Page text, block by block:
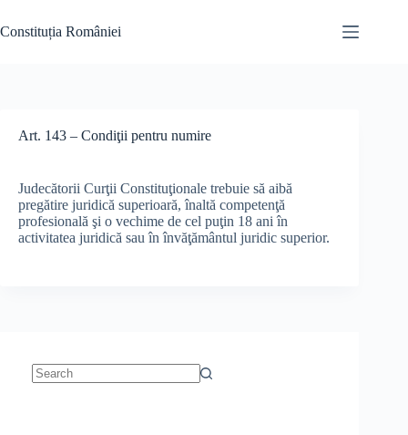
to
content
Constituția României
Art. 143 – Condiţii pentru numire
Judecătorii Curţii Constituţionale trebuie să aibă
pregătire juridică superioară, înaltă competenţă
profesională şi o vechime de cel puţin 18 ani în
activitatea juridică sau în învăţământul juridic superior.